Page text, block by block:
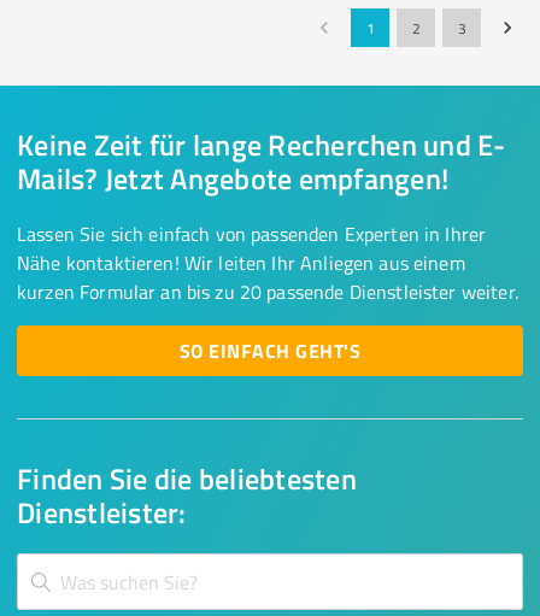
1 2 3
Finden Sie die beliebtesten
Dienstleister:
Keine Zeit für lange Recherchen und E-
Mails? Jetzt Angebote empfangen!
Lassen Sie sich einfach von passenden Experten in Ihrer
Nähe kontaktieren! Wir leiten Ihr Anliegen aus einem
kurzen Formular an bis zu 20 passende Dienstleister weiter.
SO EINFACH GEHT'S